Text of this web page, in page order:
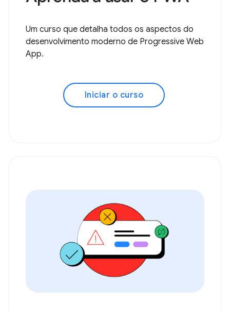
Um curso que detalha todos os aspectos do
desenvolvimento moderno de Progressive Web
App.
Iniciar o curso